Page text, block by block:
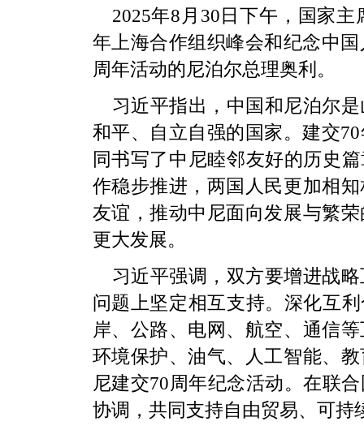
2025年8月30日下午，国家
年上海合作组织峰会和纪念中
周年活动的尼泊尔总理奥利。
习近平指出，中国和尼泊尔
和平、自立自强的国家。建交
同书写了中尼睦邻友好的历史
作稳步推进，两国人民更加相
友谊，推动中尼面向发展与繁
更大发展。
习近平强调，双方要增进战
问题上坚定相互支持。深化互
岸、公路、电网、航空、通信
环境保护、油气、人工智能、
尼建交70周年纪念活动。在联
协调，共同支持自由贸易、可持